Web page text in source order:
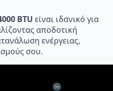
BTU είναι ιδανικό για
αποδοτική
ενέργειας,
σου.